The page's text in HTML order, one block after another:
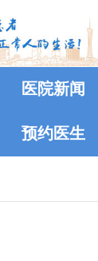
医院新闻
预约医生